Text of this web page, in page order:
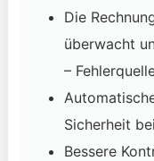
Die
überwacht
–
Sicherheit
Bessere